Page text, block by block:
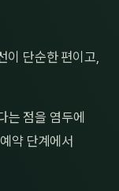
이 단순한 편이고,
는 점을 염두에
약 단계에서